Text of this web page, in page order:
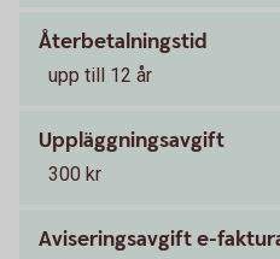
Återbetalningstid
upp till 12 år
Uppläggningsavgift
300 kr
Aviseringsavgift e-